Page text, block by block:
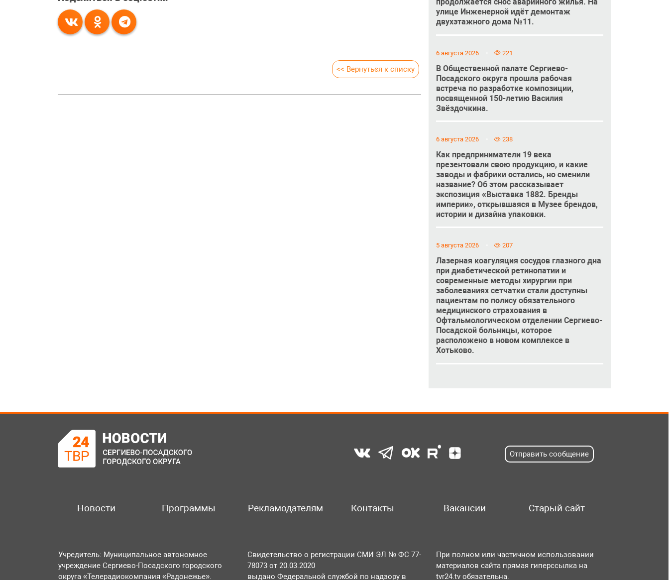
<< Вернуться к списку
улице Инженерной идёт демонтаж
двухэтажного дома №11.
6 августа 2026 221
В Общественной палате Сергиево-
Посадского округа прошла рабочая
встреча по разработке композиции,
посвященной 150-летию Василия
Звёздочкина.
6 августа 2026 238
Как предприниматели 19 века
презентовали свою продукцию, и какие
заводы и фабрики остались, но сменили
название? Об этом рассказывает
экспозиция «Выставка 1882. Бренды
империи», открывшаяся в Музее брендов,
истории и дизайна упаковки.
5 августа 2026 207
Лазерная коагуляция сосудов глазного дна
при диабетической ретинопатии и
современные методы хирургии при
заболеваниях сетчатки стали доступны
пациентам по полису обязательного
медицинского страхования в
Офтальмологическом отделении Сергиево-
Посадской больницы, которое
расположено в новом комплексе в
Хотьково.
Отправить сообщение
Новости Программы Рекламодателям Контакты Вакансии Старый сайт
Учредитель: Муниципальное автономное
учреждение Сергиево-Посадского городского
округа «Телерадиокомпания «Радонежье».
Свидетельство о регистрации СМИ ЭЛ № ФС 77-
78073 от 20.03.2020
выдано Федеральной службой по надзору в
При полном или частичном использовании
материалов сайта прямая гиперссылка на
tvr24.tv обязательна.